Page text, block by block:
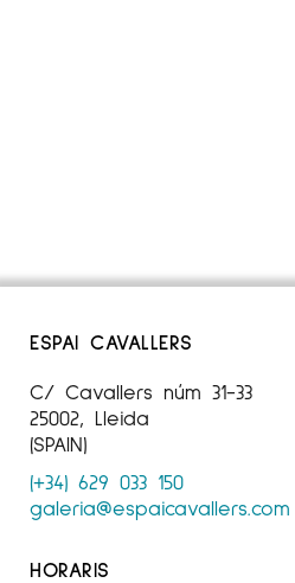
Més informació sobre
ESPAI CAVALLERS
C/ Cavallers núm 31-33
25002, Lleida
(SPAIN)
(+34) 629 033 150
galeria@espaicavallers.com
HORARIS